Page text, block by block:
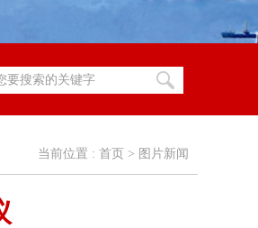
当前位置 : 首页 > 图片新闻